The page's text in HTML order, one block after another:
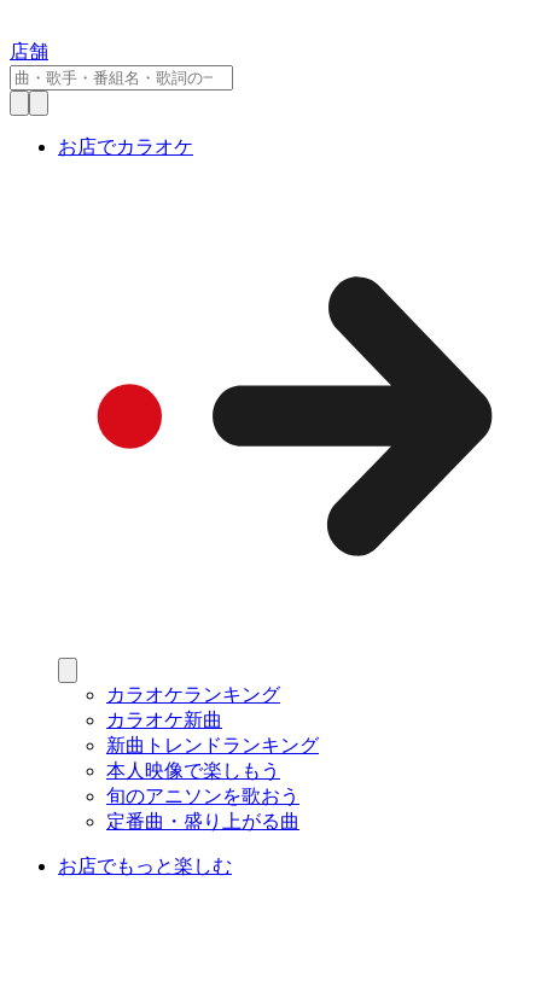
店舗
お店でカラオケ
カラオケランキング
カラオケ新曲
新曲トレンドランキング
本人映像で楽しもう
旬のアニソンを歌おう
定番曲・盛り上がる曲
お店でもっと楽しむ